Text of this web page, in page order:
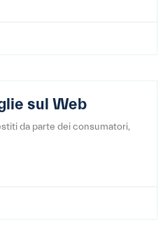
sul Web
da parte dei consumatori,